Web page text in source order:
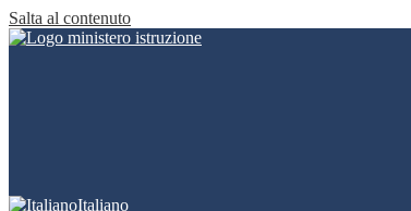
Salta al contenuto
Italiano